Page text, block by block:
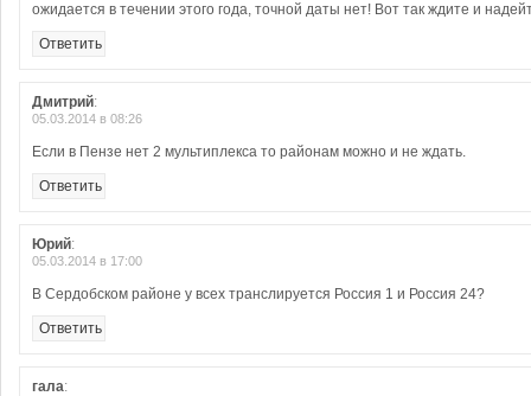
ожидается в течении этого года, точной даты нет! Вот так ждите и
Ответить
Дмитрий:
05.03.2014 в 08:26
Если в Пензе нет 2 мультиплекса то районам можно и не ждать.
Ответить
Юрий:
05.03.2014 в 17:00
В Сердобском районе у всех транслируется Россия 1 и Россия 24?
Ответить
гала: